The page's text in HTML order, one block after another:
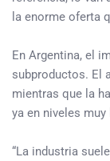
la enorme oferta
En Argentina, el
subproductos. El
mientras que la
ya en niveles muy
“La industria